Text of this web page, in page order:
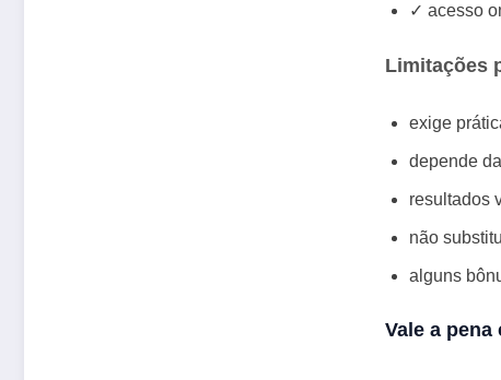
✓ acesso
Limitações
exige
depende
resultados
não
alguns
Vale a pena